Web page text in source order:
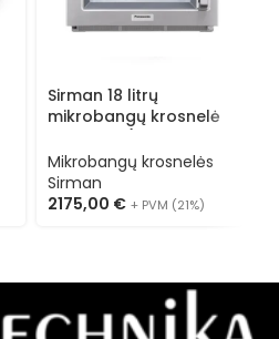
Sirman 18 litrų
mikrobangų krosnelė
versija)
Mikrobangų krosnelės
Sirman
2175,00 € + PVM (21%)